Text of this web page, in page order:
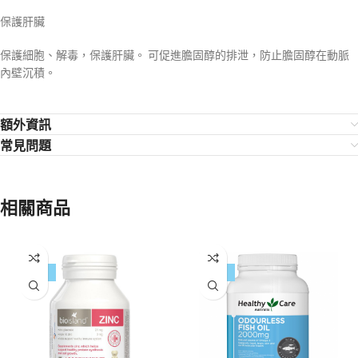
保護肝臟
保護細胞、解毒，保護肝臟。 可促進膽固醇的排泄，防止膽固醇在動脈
內壁沉積。
額外資訊
常見問題
相關商品